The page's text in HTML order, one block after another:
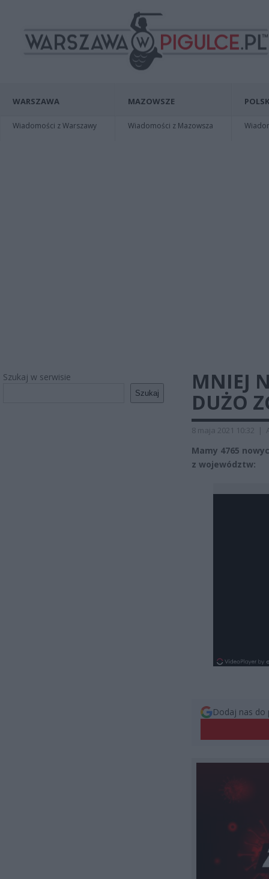
WARSZAWA
Wiadomości z Warszawy
MAZOWSZE
Wiadomości z Mazowsza
Szukaj w serwisie
Szukaj
MNIEJ
DUŻO
8 maja 2021 10:32 |
Mamy 4765
z województw:
Dodaj nas do